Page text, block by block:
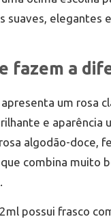
suaves, elegantes
fazem a
um rosa
e aparência
algodão-doce,
combina muito
possui frasco